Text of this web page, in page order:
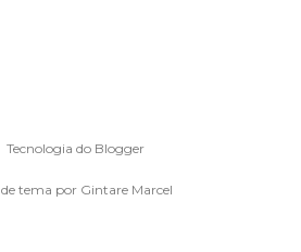
Tecnologia do Blogger
tema por Gintare Marcel